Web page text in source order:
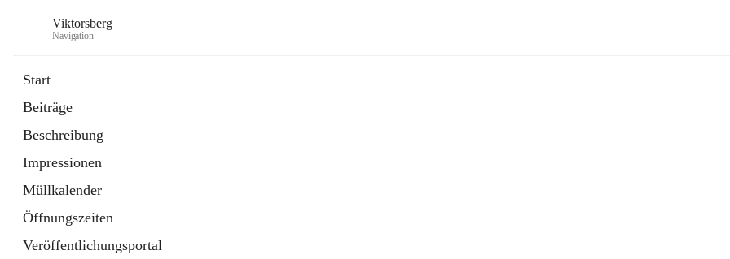
Viktorsberg
Navigation
Start
Beiträge
Beschreibung
Impressionen
Müllkalender
Öffnungszeiten
Veröffentlichungsportal